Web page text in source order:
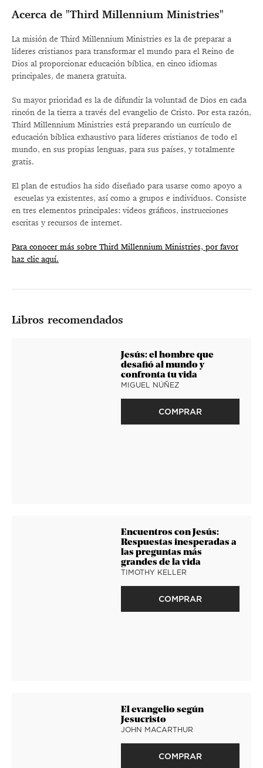
Acerca de "Third Millennium Ministries"
La misión de Third Millennium Ministries es la de preparar a
líderes cristianos para transformar el mundo para el Reino de
Dios al proporcionar educación bíblica, en cinco idiomas
principales, de manera gratuita.
Su mayor prioridad es la de difundir la voluntad de Dios en cada
rincón de la tierra a través del evangelio de Cristo. Por esta razón,
Third Millennium Ministries está preparando un currículo de
educación bíblica exhaustivo para líderes cristianos de todo el
mundo, en sus propias lenguas, para sus países, y totalmente
gratis.
El plan de estudios ha sido diseñado para usarse como apoyo a
escuelas ya existentes, así como a grupos e individuos. Consiste
en tres elementos principales: videos gráficos, instrucciones
escritas y recursos de internet.
Para conocer más sobre Third Millennium Ministries, por favor
haz clic aquí.
Libros recomendados
Jesús: el hombre que
desafió al mundo y
confronta tu vida
MIGUEL NÚÑEZ
COMPRAR
Encuentros con Jesús:
Respuestas inesperadas a
las preguntas más
grandes de la vida
TIMOTHY KELLER
COMPRAR
El evangelio según
Jesucristo
JOHN MACARTHUR
COMPRAR